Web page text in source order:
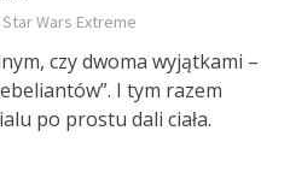
Wars Extreme
czy dwoma wyjątkami –
I tym razem
po prostu dali ciała.